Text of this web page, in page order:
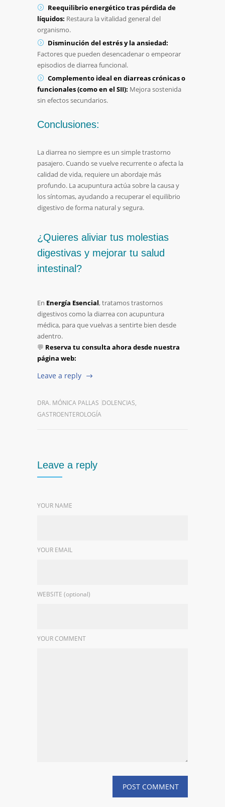
Reequilibrio energético tras pérdida de
líquidos: Restaura la vitalidad general del
organismo.
Disminución del estrés y la ansiedad:
Factores que pueden desencadenar o empeorar
episodios de diarrea funcional.
Complemento ideal en diarreas crónicas o
funcionales (como en el SII): Mejora sostenida
sin efectos secundarios.
Conclusiones:
La diarrea no siempre es un simple trastorno
pasajero. Cuando se vuelve recurrente o afecta la
calidad de vida, requiere un abordaje más
profundo. La acupuntura actúa sobre la causa y
los síntomas, ayudando a recuperar el equilibrio
digestivo de forma natural y segura.
¿Quieres aliviar tus molestias
digestivas y mejorar tu salud
intestinal?
En Energía Esencial, tratamos trastornos
digestivos como la diarrea con acupuntura
médica, para que vuelvas a sentirte bien desde
adentro.
💬 Reserva tu consulta ahora desde nuestra
página web:
Leave a reply
DRA. MÓNICA PALLAS DOLENCIAS,
GASTROENTEROLOGÍA
Leave a reply
YOUR NAME
YOUR EMAIL
WEBSITE (optional)
YOUR COMMENT